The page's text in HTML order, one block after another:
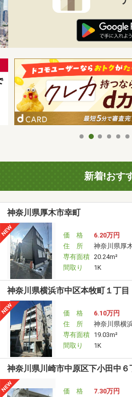
新着!おす
神奈川県厚木市幸町
価 格
6.20万円
住 所
神奈川県厚
専有面積 20.24m²
間取り
1K
神奈川県横浜市中区本牧町１丁目
価 格
6.10万円
住 所
神奈川県横
専有面積 19.03m²
間取り
1K
神奈川県川崎市中原区下小田中６
価 格
7.30万円